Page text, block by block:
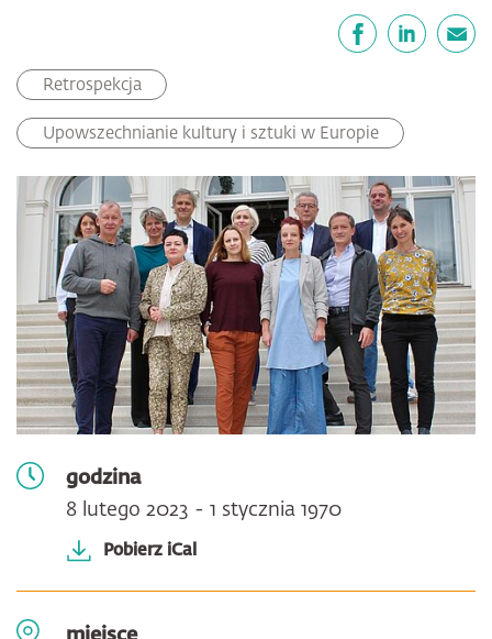
Retrospekcja
Upowszechnianie kultury i sztuki w Europie
godzina
8 lutego 2023 - 1 stycznia 1970
Pobierz iCal